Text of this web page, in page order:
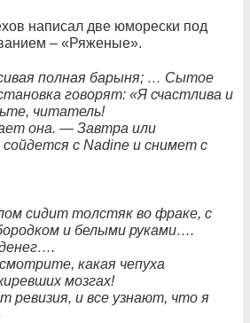
написал две юморески под
– «Ряженые».
полная барыня; … Сытое
говорят: «Я счастлива и
читатель!
она. — Завтра или
с Nadine и снимет с
сидит толстяк во фраке, с
и белыми руками….
какая чепуха
мозгах!
ревизия, и все узнают, что я